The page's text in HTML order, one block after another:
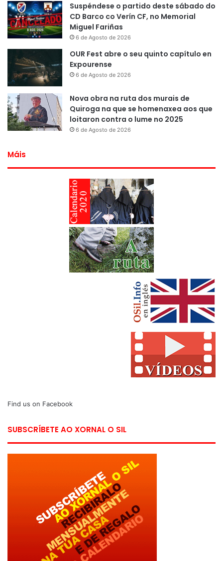
Suspéndese o partido deste sábado do
CD Barco co Verín CF, no Memorial
Miguel Fariñas
6 de Agosto de 2026
OUR Fest abre o seu quinto capítulo en
Expourense
6 de Agosto de 2026
Nova obra na ruta dos murais de
Quiroga na que se homenaxea aos que
loitaron contra o lume no 2025
6 de Agosto de 2026
Máis
Find us on Facebook
SUBSCRÍBETE AO XORNAL O SIL